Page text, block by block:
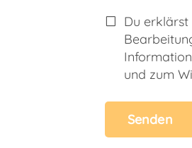
Du
und zum
Senden